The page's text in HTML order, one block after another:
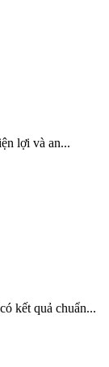
lợi và an...
kết quả chuẩn...